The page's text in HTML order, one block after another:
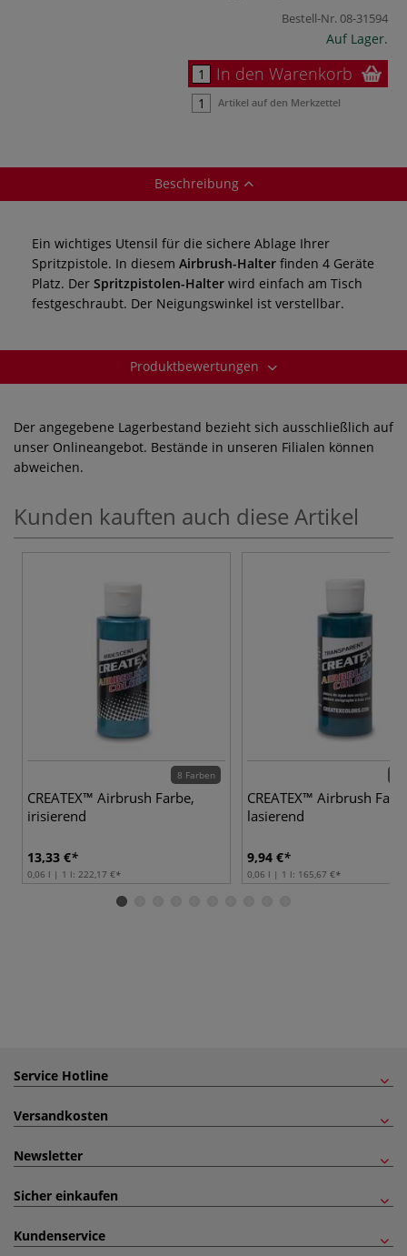
Bestell-Nr.08-31594
Auf Lager.
In den Warenkorb
Artikel auf den Merkzettel
Beschreibung
Ein wichtiges Utensil für die sichere Ablage Ihrer
Spritzpistole. In diesem Airbrush-Halter finden 4 Geräte
Platz. Der Spritzpistolen-Halter wird einfach am Tisch
festgeschraubt. Der Neigungswinkel ist verstellbar.
Produktbewertungen
Der angegebene Lagerbestand bezieht sich ausschließlich auf
unser Onlineangebot. Bestände in unseren Filialen können
abweichen.
Kunden kauften auch diese Artikel
8 Farben
CREATEX™ Airbrush Farbe,
irisierend
13,33 €
0,06 l | 1 l: 222,17 €
CREATEX™ Airbrush
lasierend
9,94 €
0,06 l | 1 l: 165,67 €
Service Hotline
Versandkosten
Newsletter
Sicher einkaufen
Kundenservice